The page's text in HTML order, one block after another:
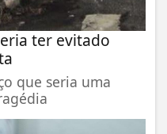
ter evitado
que seria uma